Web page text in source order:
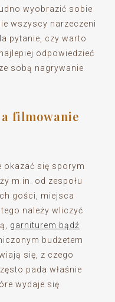
wyobrazić sobie
wszyscy narzeczeni
pytanie, czy warto
odpowiedzieć
sobą nagrywanie
a filmowanie
okazać się sporym
m.in. od zespołu
gości, miejsca
należy wliczyć
garniturem bądź
budżetem
się, z czego
pada właśnie
wydaje się